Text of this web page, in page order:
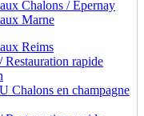
Chalons / Epernay
Marne
Reims
Restauration rapide
Chalons en champagne